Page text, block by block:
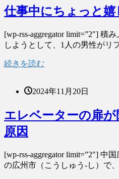
仕事中にちょっと
[wp-rss-aggregator limit=”2″] 積
しようとして、1人の男性が
続きを読む
2024年11月20日
エレベーターの扉
原因
[wp-rss-aggregator limit=”2″] 中
の広州市（こうしゅう-し）で